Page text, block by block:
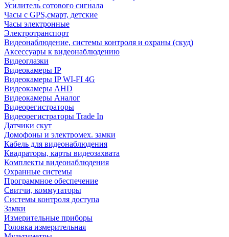
Усилитель сотового сигнала
Часы с GPS,смарт, детские
Часы электронные
Электротранспорт
Видеонаблюдение, системы контроля и охраны (скуд)
Аксессуары к видеонаблюдению
Видеоглазки
Видеокамеры IP
Видеокамеры IP WI-FI 4G
Видеокамеры AHD
Видеокамеры Аналог
Видеорегистраторы
Видеорегистраторы Trade In
Датчики скут
Домофоны и электромех. замки
Кабель для видеонаблюдения
Квадраторы, карты видеозахвата
Комплекты видеонаблюдения
Охранные системы
Программное обеспечение
Свитчи, коммутаторы
Системы контроля доступа
Замки
Измерительные приборы
Головка измерительная